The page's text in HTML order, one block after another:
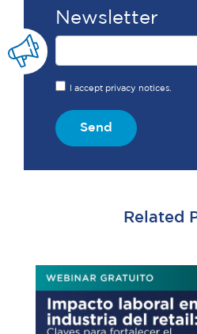
Newsletter
I accept privacy notices.
Send
Related